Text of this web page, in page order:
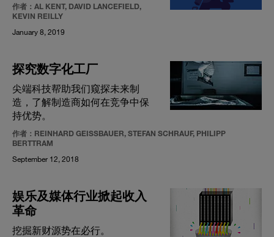
作者：AL KENT, DAVID LANCEFIELD,
KEVIN REILLY
January 8, 2019
探究数字化工厂
尖端科技帮助我们窥探未来制
造，了解制造商如何在竞争中保
持优势。
作者：REINHARD GEISSBAUER, STEFAN SCHRAUF, PHILIPP
BERTTRAM
September 12, 2018
娱乐及媒体行业掀起收入
革命
挖掘新财源势在必行。